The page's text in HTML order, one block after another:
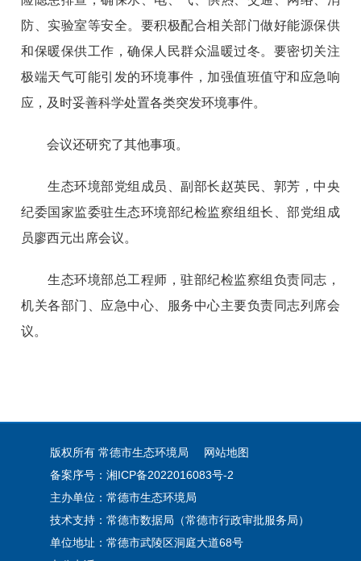
防、实验室等安全。要积极配合相关部门做好能源保供
和保暖保供工作，确保人民群众温暖过冬。要密切关注
极端天气可能引发的环境事件，加强值班值守和应急响
应，及时妥善科学处置各类突发环境事件。
会议还研究了其他事项。
生态环境部党组成员、副部长赵英民、郭芳，中央
纪委国家监委驻生态环境部纪检监察组组长、部党组成
员廖西元出席会议。
生态环境部总工程师，驻部纪检监察组负责同志，
机关各部门、应急中心、服务中心主要负责同志列席会
议。
版权所有 常德市生态环境局
网站地图
备案序号：湘ICP备2022016083号-2
主办单位：常德市生态环境局
技术支持：常德市数据局（常德市行政审批服务局）
单位地址：常德市武陵区洞庭大道68号